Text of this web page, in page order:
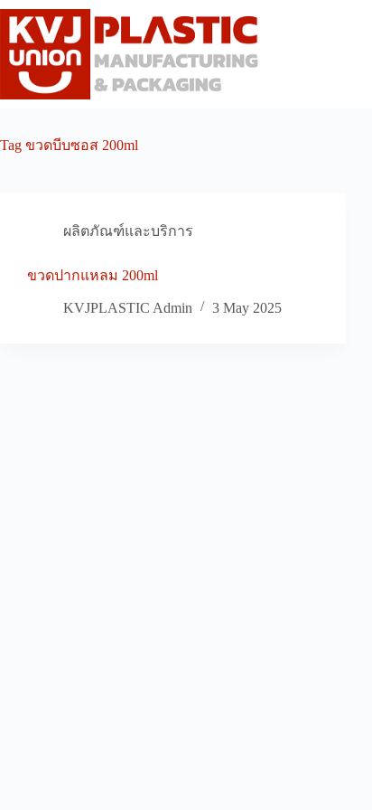
Skip
content
Tag ขวดบีบซอส 200ml
ผลิตภัณฑ์และบริการ
ขวดปากแหลม 200ml
KVJPLASTIC Admin 3 May 2025